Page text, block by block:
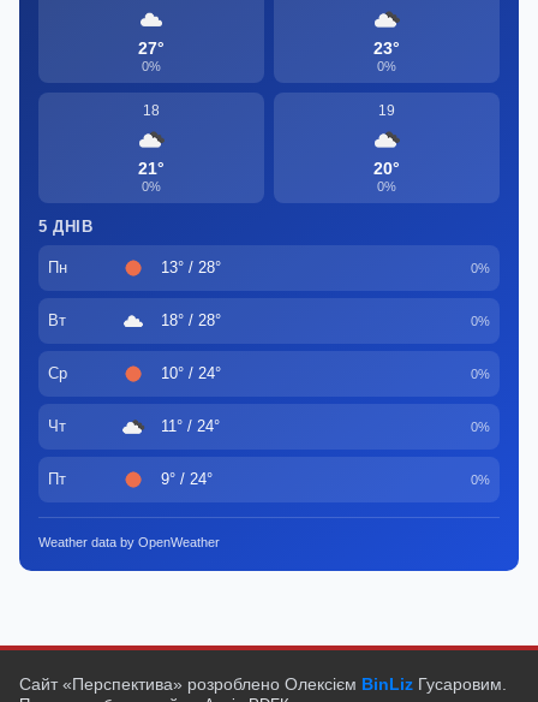
27°
0%
23°
0%
18
21°
0%
19
20°
0%
5 ДНІВ
Пн 13° / 28° 0%
Вт 18° / 28° 0%
Ср 10° / 24° 0%
Чт 11° / 24° 0%
Пт 9° / 24° 0%
Weather data by OpenWeather
Сайт «Перспектива» розроблено Олексієм BinLiz Гусаровим.